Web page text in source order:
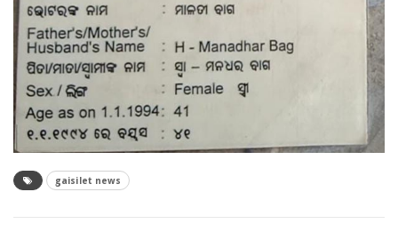
gaisilet news